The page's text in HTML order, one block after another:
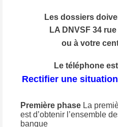
Les dossiers
LA DNVSF 34
ou à votre
Le téléphone
Rectifier une
Première phase La
est d’obtenir l’ensemble
banque